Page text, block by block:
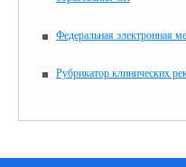
Федеральная электронная
Рубрикатор клинических